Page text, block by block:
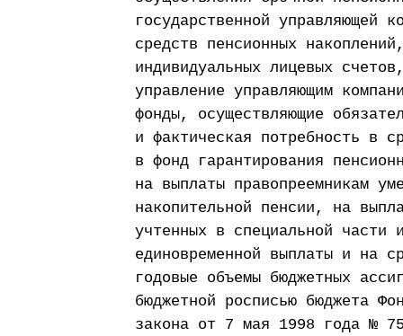
государственной управляющей
средств пенсионных
индивидуальных лицевых
управление управляющим
фонды, осуществляющие
и фактическая потребность в
в фонд гарантирования
на выплаты правопреемникам
накопительной пенсии, на
учтенных в специальной части
единовременной выплаты и на
годовые объемы бюджетных
бюджетной росписью бюджета
закона от 7 мая 1998 года №